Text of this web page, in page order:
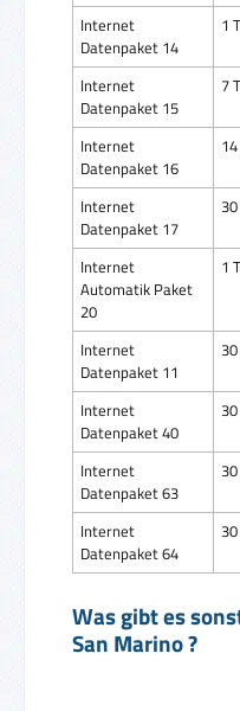
Internet
Datenpaket 14
1
Internet
Datenpaket 15
7
Internet
Datenpaket 16
Internet
Datenpaket 17
Internet
Automatik Paket
20
1
Internet
Datenpaket 11
Internet
Datenpaket 40
Internet
Datenpaket 63
Internet
Datenpaket 64
Was gibt es
San Marino ?